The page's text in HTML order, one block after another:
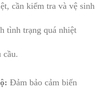
cần kiểm tra và vệ sinh
tình trạng quá nhiệt
cầu.
Đảm bảo cảm biến